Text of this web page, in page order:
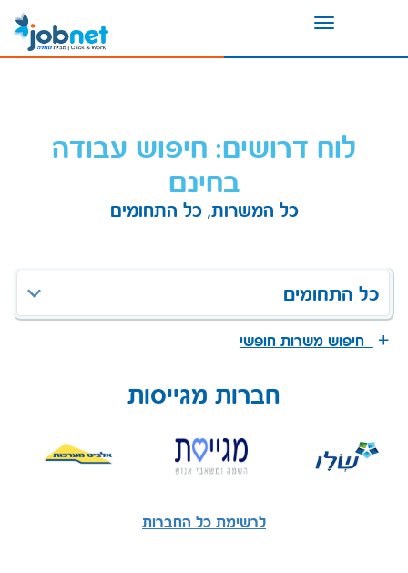
Toggle
לוח דרושים: חיפוש עבודה
בחינם
כל המשרות, כל התחומים
כל התחומים
חיפוש משרות חופשי
חברות מגייסות
לרשימת כל החברות